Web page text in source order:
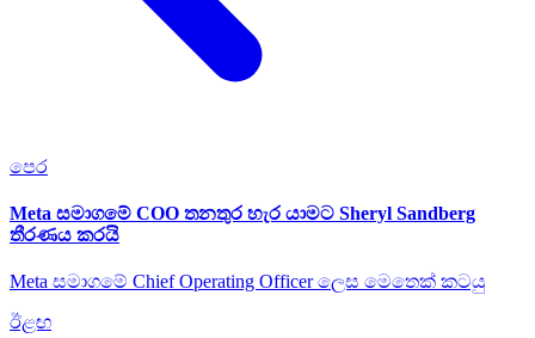
පෙර
Meta සමාගමේ COO තනතුර හැර යාමට Sheryl Sandberg
තීරණය කරයි
Meta සමාගමේ Chief Operating Officer ලෙස මෙතෙක් කටයු
ඊළඟ